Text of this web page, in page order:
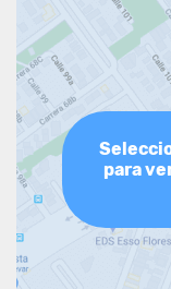
para